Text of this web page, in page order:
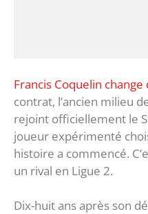
Francis Coquelin change
contrat, l’ancien milieu
rejoint officiellement le
joueur expérimenté
histoire a commencé.
un rival en Ligue 2.
Dix-huit ans après son